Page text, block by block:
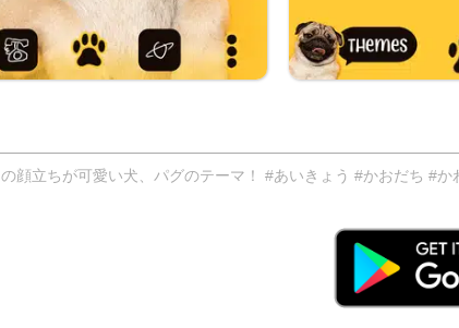
顔立ちが可愛い犬、パグのテーマ！ #あいきょう #かおだち #か